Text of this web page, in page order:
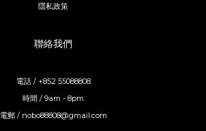
隱私政策
聯絡我們
電話 / +852 55088808
時間 / 9am - 8pm
電郵 / nobo88808@gmail.com